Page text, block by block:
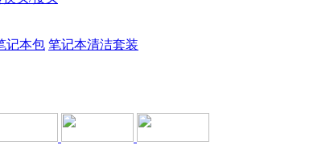
记本包 笔记本清洁套装